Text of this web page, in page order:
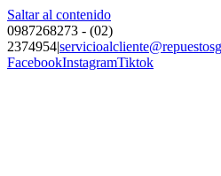
Saltar al contenido
0987268273 - (02)
2374954|
FacebookInstagramTiktok